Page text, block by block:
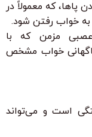
پاها، که معمولاً در
خواب رفتن شود.
مزمن که با
خواب مشخص
است و می‌تواند